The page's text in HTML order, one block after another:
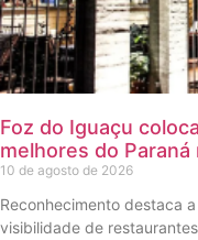
Foz do Iguaçu
melhores do
10 de agosto de 2026
Reconhecimento destaca
visibilidade de